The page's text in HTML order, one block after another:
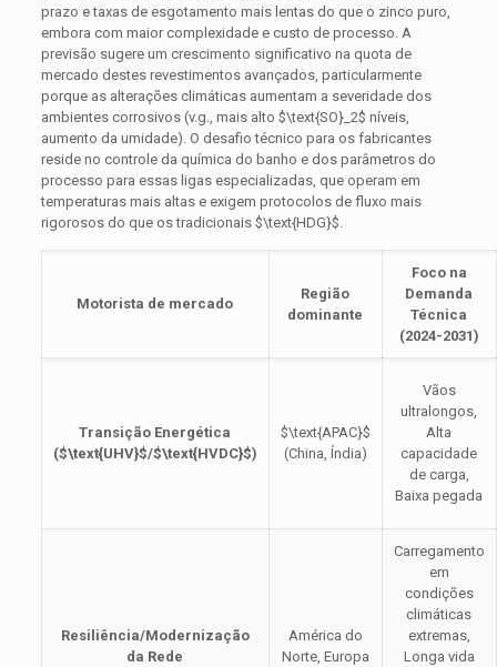
prazo e taxas de esgotamento mais lentas do que o zinco puro,
embora com maior complexidade e custo de processo. A
previsão sugere um crescimento significativo na quota de
mercado destes revestimentos avançados, particularmente
porque as alterações climáticas aumentam a severidade dos
ambientes corrosivos (v.g., mais alto $\text{SO}_2$ níveis,
aumento da umidade). O desafio técnico para os fabricantes
reside no controle da química do banho e dos parâmetros do
processo para essas ligas especializadas, que operam em
temperaturas mais altas e exigem protocolos de fluxo mais
rigorosos do que os tradicionais $\text{HDG}$
Motorista de mercado
Região
dominante
Foco na
Demanda
Técnica
(2024-2031)
Transição Energética
($\text{UHV}$/$\text{HVDC}$)
$\text{APAC}$
(China, Índia)
Vãos
ultralongos,
Alta
capacidade
de carga,
Baixa pegada
Resiliência/Modernização
da Rede
América do
Norte, Europa
Carregamento
em
condições
climáticas
extremas,
Longa vida